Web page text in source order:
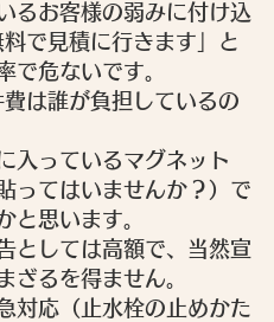
るお客様の弱みに付け込
で見積に行きます」と
で危ないです。
は誰が負担しているの
入っているマグネット
ってはいませんか？）で
と思います。
としては高額で、当然宣
ざるを得ません。
対応（止水栓の止めかた